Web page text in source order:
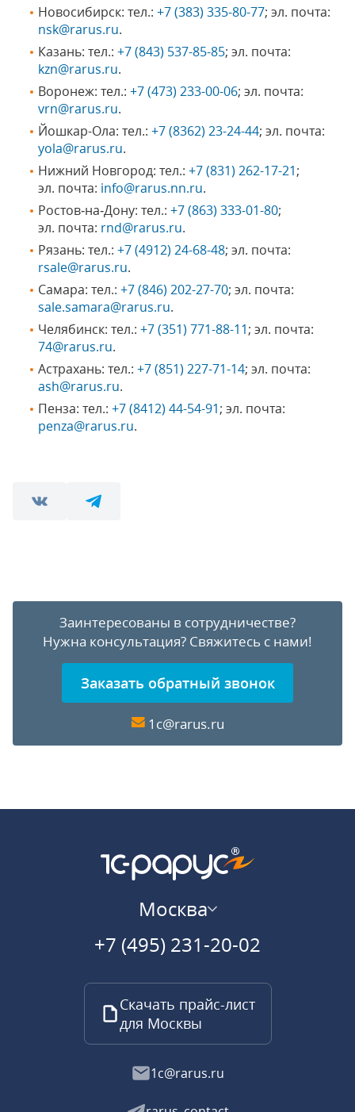
Новосибирск: тел.: +7 (383) 335-80-77; эл. почта:
nsk@rarus.ru.
Казань: тел.: +7 (843) 537-85-85; эл. почта:
kzn@rarus.ru.
Воронеж: тел.: +7 (473) 233-00-06; эл. почта:
vrn@rarus.ru.
Йошкар-Ола: тел.: +7 (8362) 23-24-44; эл. почта:
yola@rarus.ru.
Нижний Новгород: тел.: +7 (831) 262-17-21;
эл. почта: info@rarus.nn.ru.
Ростов‑на‑Дону: тел.: +7 (863) 333-01-80;
эл. почта: rnd@rarus.ru.
Рязань: тел.: +7 (4912) 24-68-48; эл. почта:
rsale@rarus.ru.
Самара: тел.: +7 (846) 202-27-70; эл. почта:
sale.samara@rarus.ru.
Челябинск: тел.: +7 (351) 771-88-11; эл. почта:
74@rarus.ru.
Астрахань: тел.: +7 (851) 227-71-14; эл. почта:
ash@rarus.ru.
Пенза: тел.: +7 (8412) 44-54-91; эл. почта:
penza@rarus.ru.
Заинтересованы в сотрудничестве?
Нужна консультация? Свяжитесь с нами!
Заказать обратный звонок
1c@rarus.ru
Москва
+7 (495) 231-20-02
Скачать прайс-лист
для Москвы
1c@rarus.ru